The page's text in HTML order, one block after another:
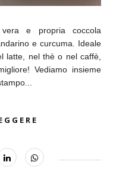
e propria coccola
e curcuma. Ideale
latte, nel thè o nel caffè,
Vediamo insieme